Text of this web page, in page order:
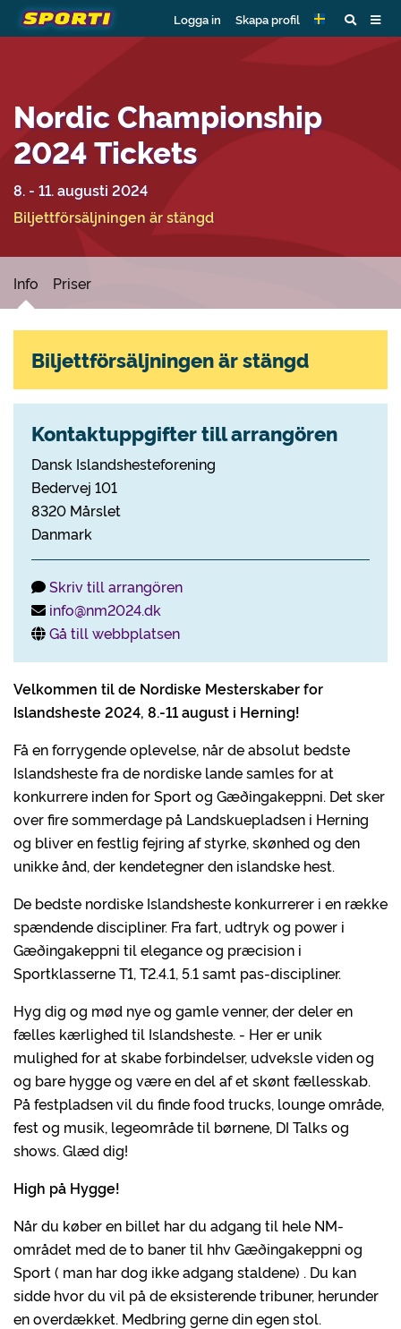
Logga in Skapa profil
Nordic Championship
2024 Tickets
8. - 11. augusti 2024
Biljettförsäljningen är stängd
Info Priser
Velkommen til de Nordiske Mesterskaber for
Islandsheste 2024, 8.-11 august i Herning!
Få en forrygende oplevelse, når de absolut bedste
Islandsheste fra de nordiske lande samles for at
konkurrere inden for Sport og Gæðingakeppni. Det sker
over fire sommerdage på Landskuepladsen i Herning
og bliver en festlig fejring af styrke, skønhed og den
unikke ånd, der kendetegner den islandske hest.
De bedste nordiske Islandsheste konkurrerer i en række
spændende discipliner. Fra fart, udtryk og power i
Gæðingakeppni til elegance og præcision i
Sportklasserne T1, T2.4.1, 5.1 samt pas-discipliner.
Hyg dig og mød nye og gamle venner, der deler en
fælles kærlighed til Islandsheste. - Her er unik
mulighed for at skabe forbindelser, udveksle viden og
og bare hygge og være en del af et skønt fællesskab.
På festpladsen vil du finde food trucks, lounge område,
fest og musik, legeområde til børnene, DI Talks og
shows. Glæd dig!
High på Hygge!
Når du køber en billet har du adgang til hele NM-
området med de to baner til hhv Gæðingakeppni og
Sport ( man har dog ikke adgang staldene) . Du kan
sidde hvor du vil på de eksisterende tribuner, herunder
en overdækket. Medbring gerne din egen stol.
Biljettförsäljningen är stängd
Kontaktuppgifter till arrangören
Dansk Islandshesteforening
Bedervej 101
8320 Mårslet
Danmark
Skriv till arrangören
info@nm2024.dk
Gå till webbplatsen